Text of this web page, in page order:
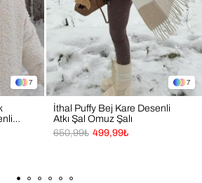
7 7
İthal Puffy Bej Kare Desenli
Atkı Şal Omuz Şalı
499,99₺
650,99₺